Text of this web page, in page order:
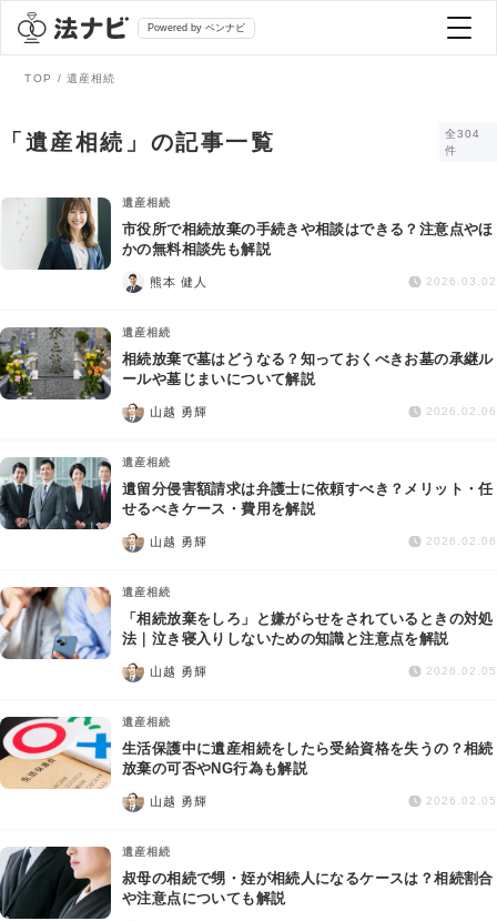
Powered by ベンナビ
全て
法律相談
債務整理
交通事故
労働問題
債権回収
IT・ネット
資金調達
企業法務
弁護士を探す
おすすめ弁護士診断
AI Search Premium
掲載をご検討の弁護士の方へ
TOP 遺産相続
「遺産相続」の記事一覧
全304
件
遺産相続
市役所で相続放棄の手続きや相談はできる？注意点やほ
かの無料相談先も解説
熊本 健人 2026.03.02
遺産相続
相続放棄で墓はどうなる？知っておくべきお墓の承継ル
ールや墓じまいについて解説
山越 勇輝 2026.02.06
遺産相続
遺留分侵害額請求は弁護士に依頼すべき？メリット・任
せるべきケース・費用を解説
山越 勇輝 2026.02.06
遺産相続
「相続放棄をしろ」と嫌がらせをされているときの対処
法｜泣き寝入りしないための知識と注意点を解説
山越 勇輝 2026.02.05
遺産相続
生活保護中に遺産相続をしたら受給資格を失うの？相続
放棄の可否やNG行為も解説
山越 勇輝 2026.02.05
遺産相続
叔母の相続で甥・姪が相続人になるケースは？相続割合
や注意点についても解説